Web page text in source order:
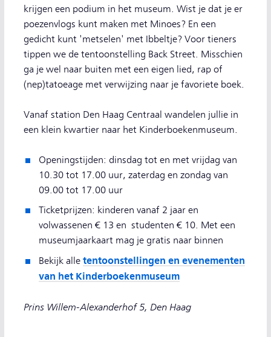
krijgen een podium in het museum. Wist je dat je er
poezenvlogs kunt maken met Minoes? En een
gedicht kunt 'metselen' met Ibbeltje? Voor tieners
tippen we de tentoonstelling Back Street. Misschien
ga je wel naar buiten met een eigen lied, rap of
(nep)tatoeage met verwijzing naar je favoriete boek.
Vanaf station Den Haag Centraal wandelen jullie in
een klein kwartier naar het Kinderboekenmuseum.
Openingstijden: dinsdag tot en met vrijdag van
10.30 tot 17.00 uur, zaterdag en zondag van
09.00 tot 17.00 uur
Ticketprijzen: kinderen vanaf 2 jaar en
volwassenen € 13 en studenten € 10. Met een
museumjaarkaart mag je gratis naar binnen
Bekijk alle tentoonstellingen en evenementen
van het Kinderboekenmuseum
Prins Willem-Alexanderhof 5, Den Haag